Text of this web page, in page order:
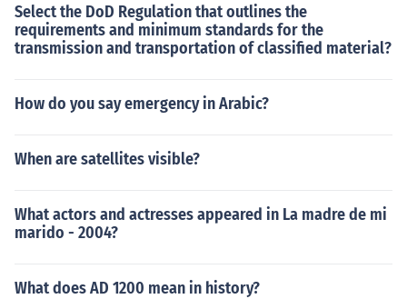
Select the DoD Regulation that outlines the
requirements and minimum standards for the
transmission and transportation of classified material?
How do you say emergency in Arabic?
When are satellites visible?
What actors and actresses appeared in La madre de mi
marido - 2004?
What does AD 1200 mean in history?